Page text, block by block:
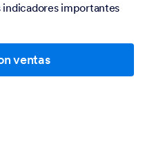
indicadores importantes
ventas